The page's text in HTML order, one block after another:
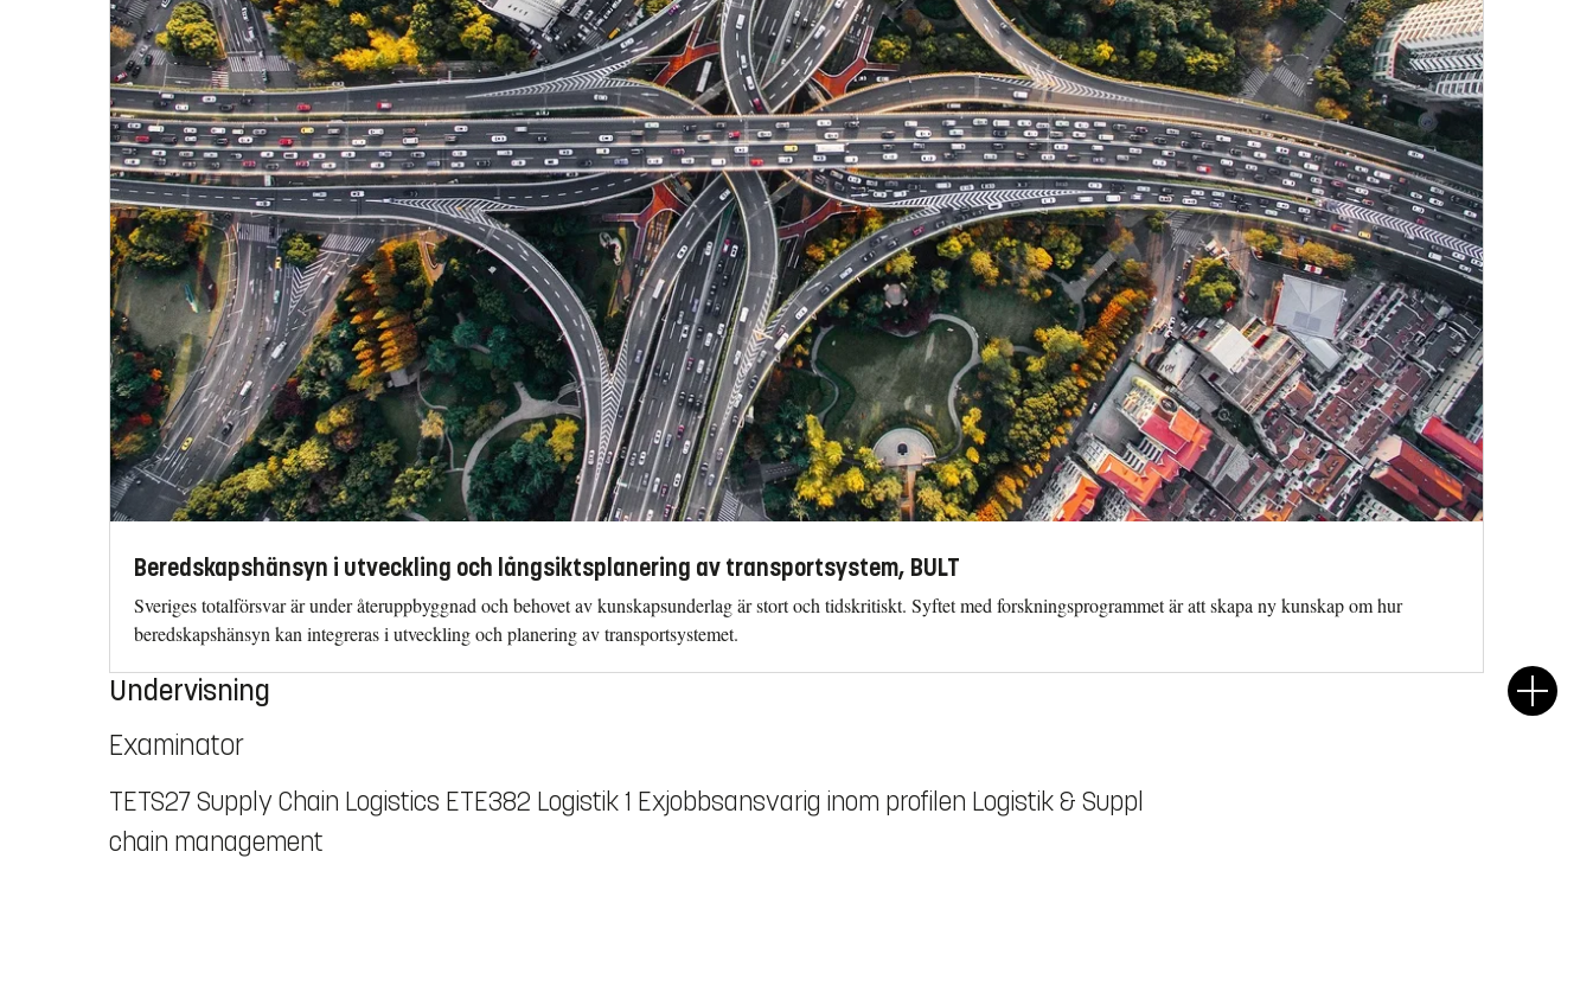
Beredskapshänsyn i utveckling och långsiktsplanering av transportsystem, BULT
Sveriges totalförsvar är under återuppbyggnad och behovet av kunskapsunderlag är stort och tidskritiskt. Syftet med forskningsprogrammet är att skapa ny kunskap om hur
beredskapshänsyn kan integreras i utveckling och planering av transportsystemet.
Undervisning
Examinator
TETS27 Supply Chain Logistics ETE382 Logistik 1 Exjobbsansvarig inom profilen Logistik & Suppl
chain management